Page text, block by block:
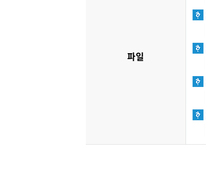
파일